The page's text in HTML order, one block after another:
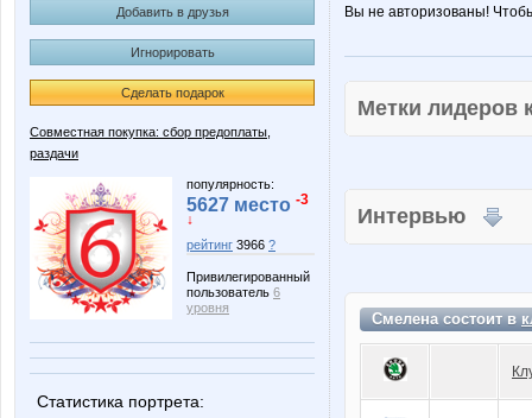
Добавить в друзья
Игнорировать
Сделать подарок
Совместная покупка: сбор предоплаты,
раздачи
популярность:
5627 место -3
↓
рейтинг 3966 ?
Привилегированный
пользователь 6
уровня
Статистика портрета:
Вы не авторизованы!
Метки
Интервью
Смелена состоит в